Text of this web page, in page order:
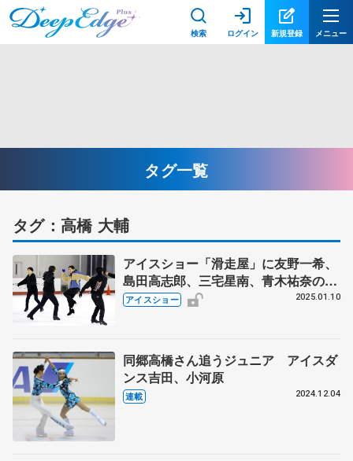
検索 ログイン 新規登録 メニュー
タグ一覧
タグ：高橋 大輔
アイスショー「滑走屋」に友野一希、
島田高志郎、三宅星南、青木祐奈の出
演決定 ３月８、９日に広島で公演
アイスショー 2025.01.10
同郷高橋さん追うジュニア アイスダ
ンス吉田、小河原
連載 2024.12.04